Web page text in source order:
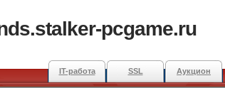
pcgame.ru
IT-работа SSL Аукцион